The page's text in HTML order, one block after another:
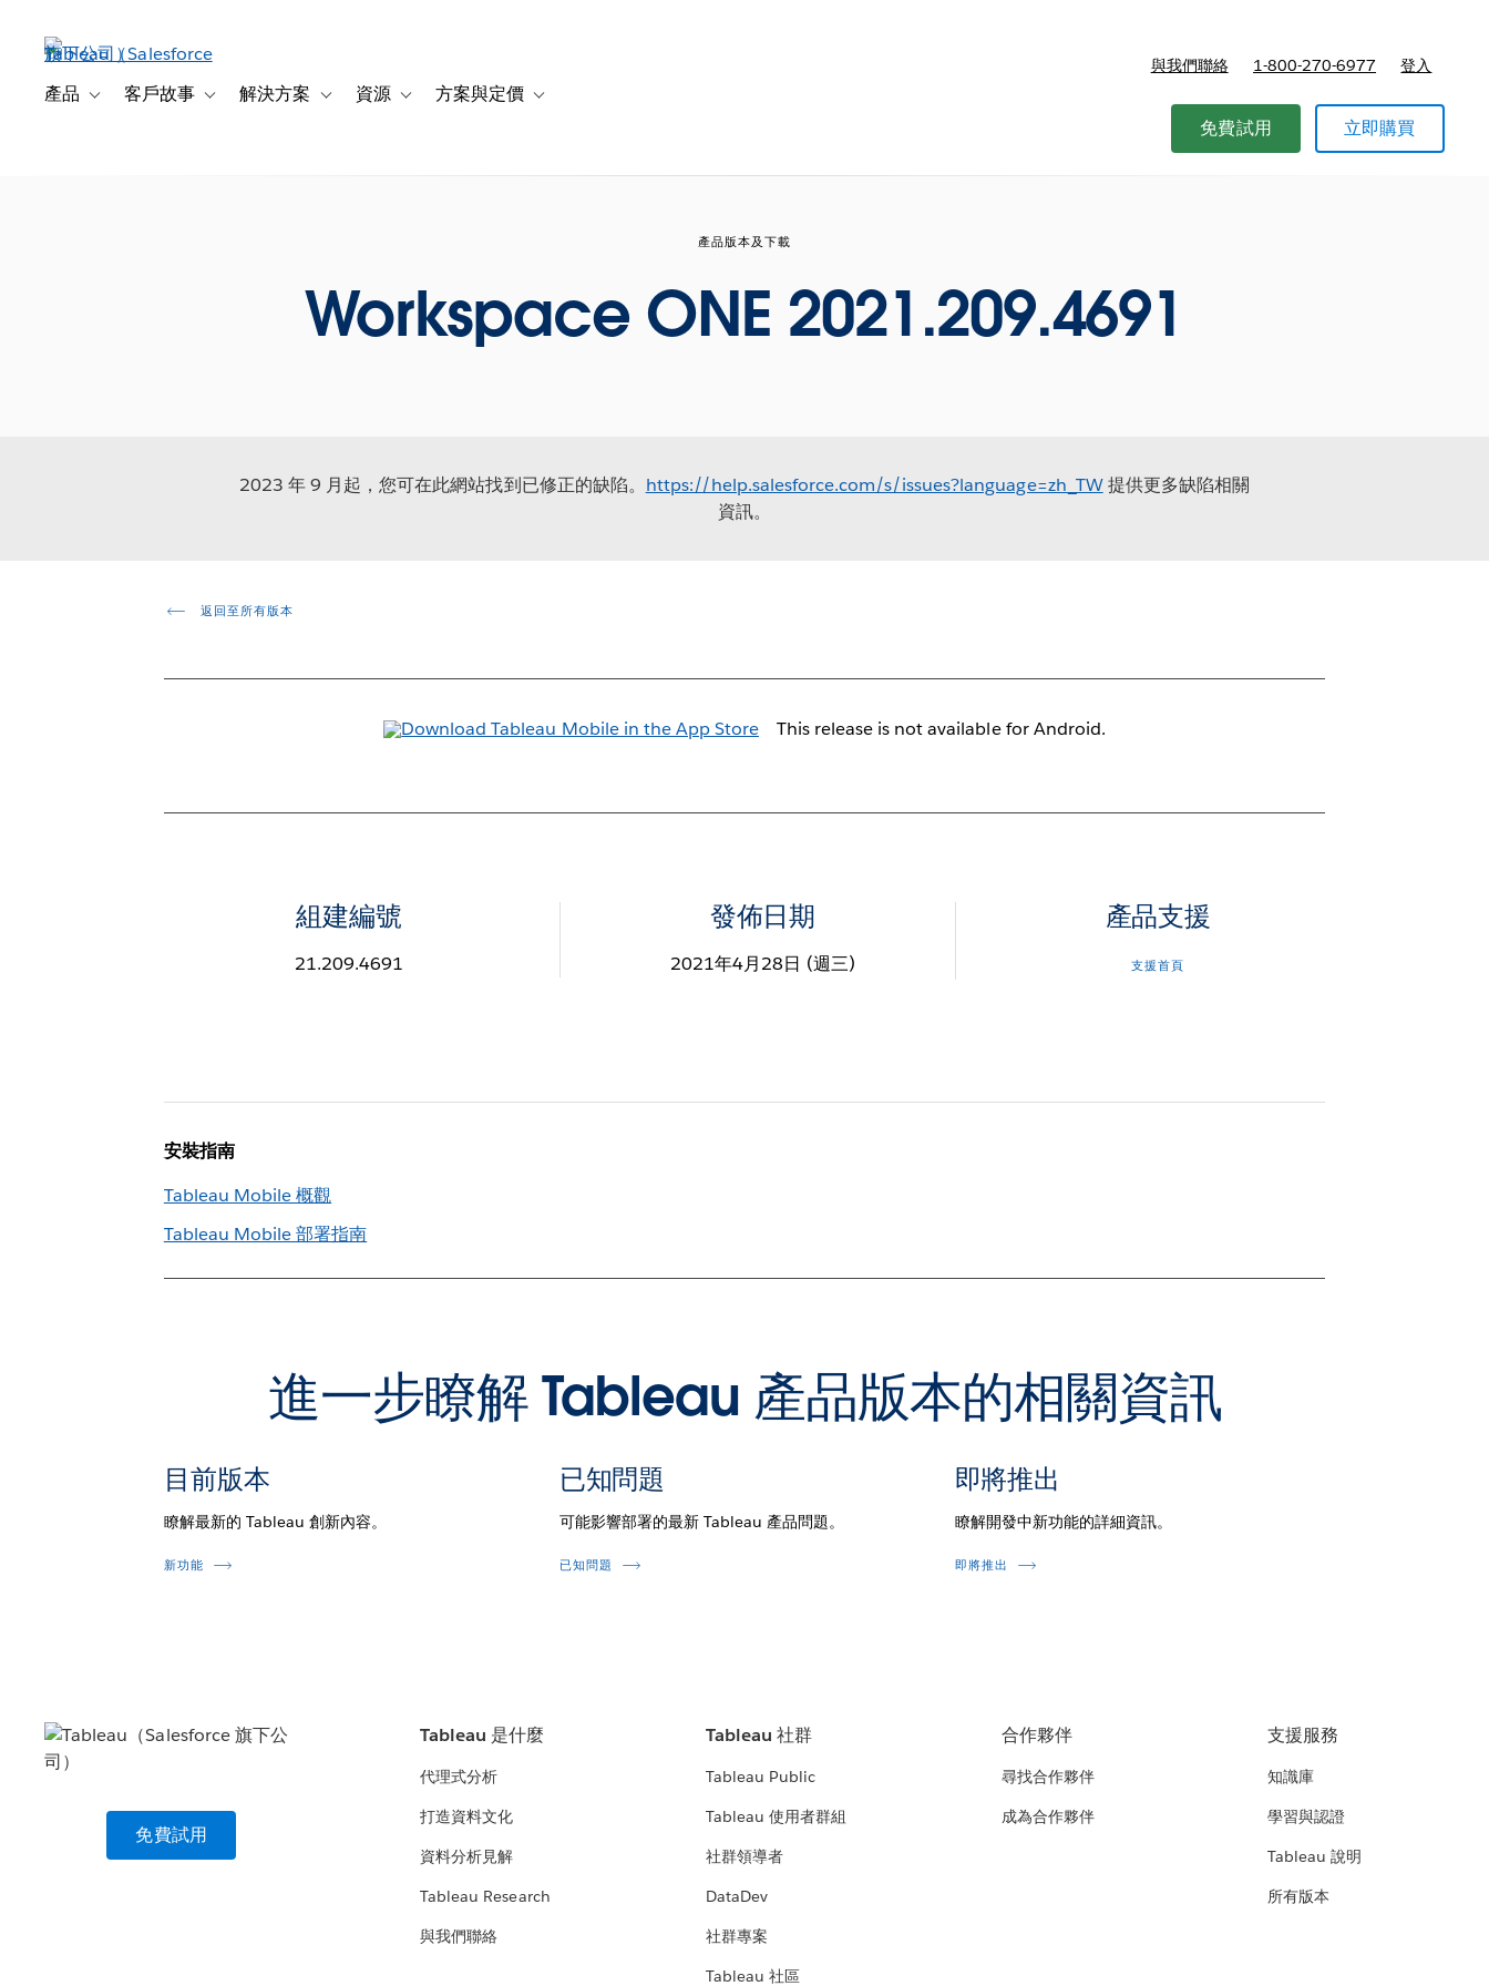
產品 Toggle sub-navigation for 產品
客戶故事 Toggle sub-navigation for 客戶故事
解決方案 Toggle sub-navigation for 解決方案
資源 Toggle sub-navigation for 資源
方案與定價 Toggle sub-navigation for 方案與定價
與我們聯絡 1-800-270-6977 登入
免費試用 立即購買
產品版本及下載
Workspace ONE 2021.209.4691
2023 年 9 月起，您可在此網站找到已修正的缺陷。 https://help.salesforce.com/s/issues?language=zh_TW提供更多缺陷相關
資訊。
返回至所有版本
This release is not available for Android.
組建編號
21.209.4691
發佈日期
2021年4月28日 (週三)
產品支援
支援首頁
安裝指南
Tableau Mobile 概觀
Tableau Mobile 部署指南
進一步瞭解 Tableau 產品版本的相關資訊
目前版本
瞭解最新的 Tableau 創新內容。
新功能
已知問題
可能影響部署的最新 Tableau 產品問題。
已知問題
即將推出
瞭解開發中新功能的詳細資訊。
即將推出
免費試用
Tableau 是什麼
代理式分析
打造資料文化
資料分析見解
Tableau Research
與我們聯絡
Tableau 社群
Tableau Public
Tableau 使用者群組
社群領導者
DataDev
社群專案
Tableau 社區
合作夥伴
尋找合作夥伴
成為合作夥伴
支援服務
知識庫
學習與認證
Tableau 說明
所有版本